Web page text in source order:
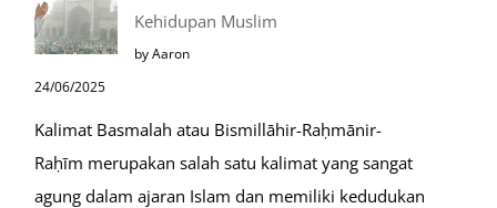
Kehidupan Muslim
by Aaron
24/06/2025
Kalimat Basmalah atau Bismillāhir-Raḥmānir-
Raḥīm merupakan salah satu kalimat yang sangat
agung dalam ajaran Islam dan memiliki kedudukan